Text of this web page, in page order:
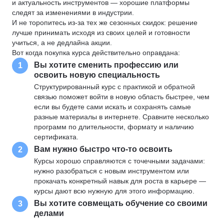
и актуальность инструментов — хорошие платформы
следят за изменениями в индустрии.
И не торопитесь из-за тех же сезонных скидок: решение
лучше принимать исходя из своих целей и готовности
учиться, а не дедлайна акции.
Вот когда покупка курса действительно оправдана:
1
Вы хотите сменить профессию или
освоить новую специальность
Структурированный курс с практикой и обратной
связью поможет войти в новую область быстрее, чем
если вы будете сами искать и сохранять самые
разные материалы в интернете. Сравните несколько
программ по длительности, формату и наличию
сертификата.
2 Вам нужно быстро что-то освоить
Курсы хорошо справляются с точечными задачами:
нужно разобраться с новым инструментом или
прокачать конкретный навык для роста в карьере —
курсы дают всю нужную для этого информацию.
3
Вы хотите совмещать обучение со своими
делами